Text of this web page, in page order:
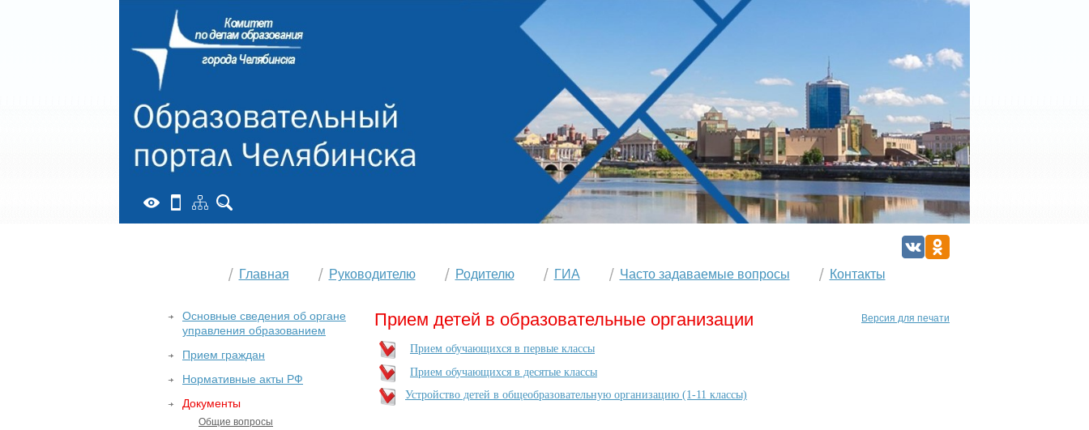
Главная Руководителю Родителю ГИА Часто задаваемые вопросы Контакты
Версия для печати
Прием детей в образовательные организации
Прием обучающихся в первые классы
Прием обучающихся в десятые классы
Устройство детей в общеобразовательную организацию (1-11 классы)
Основные сведения об органе
управления образованием
Прием граждан
Нормативные акты РФ
Документы
Общие вопросы